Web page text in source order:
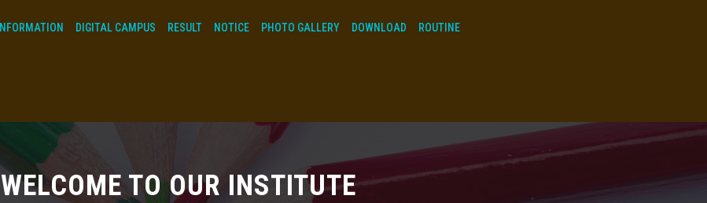
INFORMATION DIGITAL CAMPUS RESULT NOTICE PHOTO GALLERY DOWNLOAD ROUTINE
WELCOME TO OUR INSTITUTE